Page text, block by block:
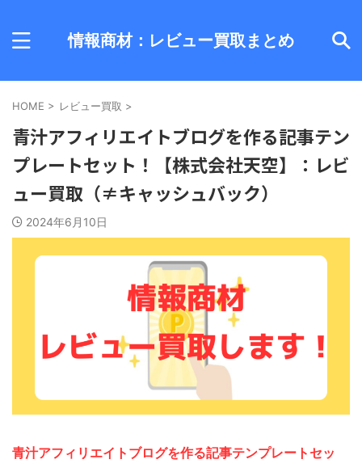
情報商材：レビュー買取まとめ
HOME > レビュー買取 >
青汁アフィリエイトブログを作る記事テン
プレートセット！【株式会社天空】：レビ
ュー買取（≠キャッシュバック）
2024年6月10日
青汁アフィリエイトブログを作る記事テンプレートセッ